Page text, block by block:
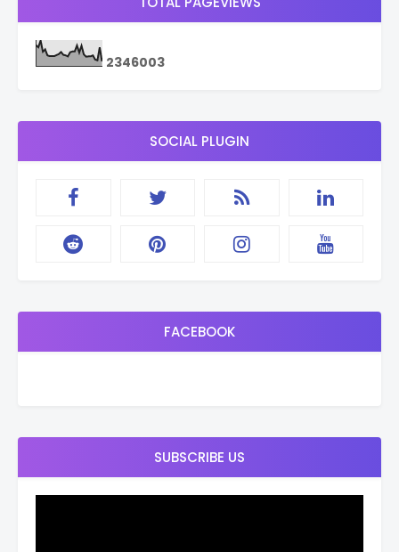
2346003
SOCIAL PLUGIN
FACEBOOK
SUBSCRIBE US